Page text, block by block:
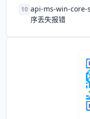
10 api-ms-win-core-
序丢失报错